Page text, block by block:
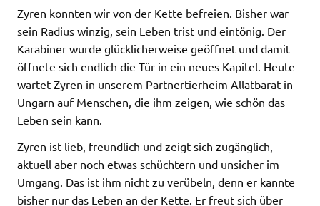
Zyren konnten wir von der Kette befreien. Bisher war
sein Radius winzig, sein Leben trist und eintönig. Der
Karabiner wurde glücklicherweise geöffnet und damit
öffnete sich endlich die Tür in ein neues Kapitel. Heute
wartet Zyren in unserem Partnertierheim Allatbarat in
Ungarn auf Menschen, die ihm zeigen, wie schön das
Leben sein kann.
Zyren ist lieb, freundlich und zeigt sich zugänglich,
aktuell aber noch etwas schüchtern und unsicher im
Umgang. Das ist ihm nicht zu verübeln, denn er kannte
bisher nur das Leben an der Kette. Er freut sich über